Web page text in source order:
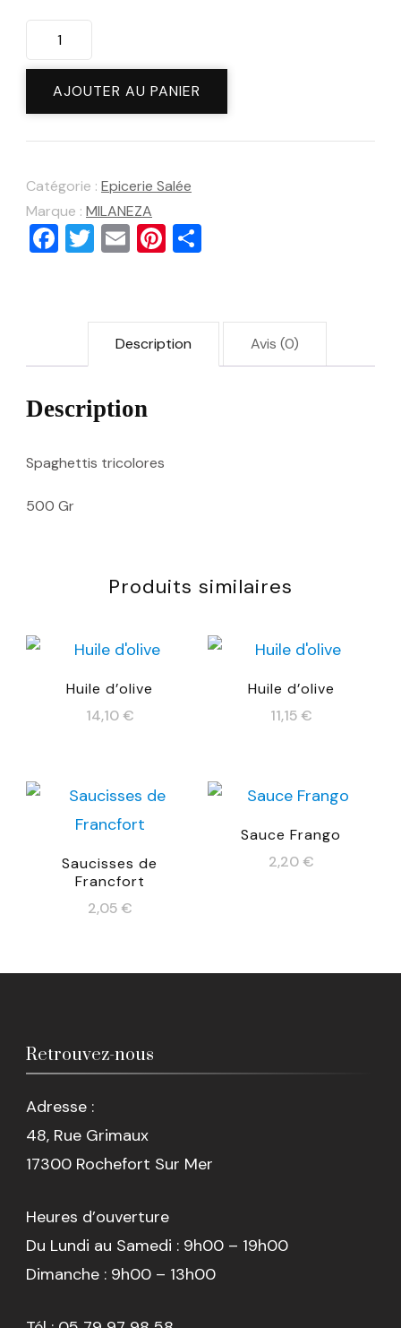
quantité
de
Spaghettis
AJOUTER AU PANIER
Catégorie : Epicerie Salée
Marque : MILANEZA
Facebook
Twitter
EmailPinterest
Description Avis (0)
Description
Spaghettis tricolores
500 Gr
Produits similaires
Huile d’olive
14,10 €
Huile d’olive
11,15 €
Saucisses de
Francfort
2,05 €
Sauce Frango
2,20 €
Retrouvez-nous
Adresse :
48, Rue Grimaux
17300 Rochefort Sur Mer
Heures d’ouverture
Du Lundi au Samedi : 9h00 – 19h00
Dimanche : 9h00 – 13h00